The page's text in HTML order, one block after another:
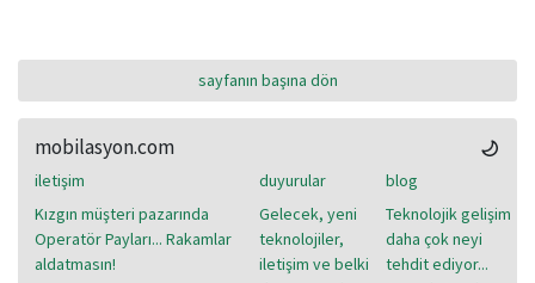
sayfanın başına dön
mobilasyon.com
iletişim duyurular
blog
Kızgın müşteri pazarında
Operatör Payları... Rakamlar
aldatmasın!
Gelecek, yeni
teknolojiler,
iletişim ve belki
Teknolojik gelişim
daha çok neyi
tehdit ediyor...